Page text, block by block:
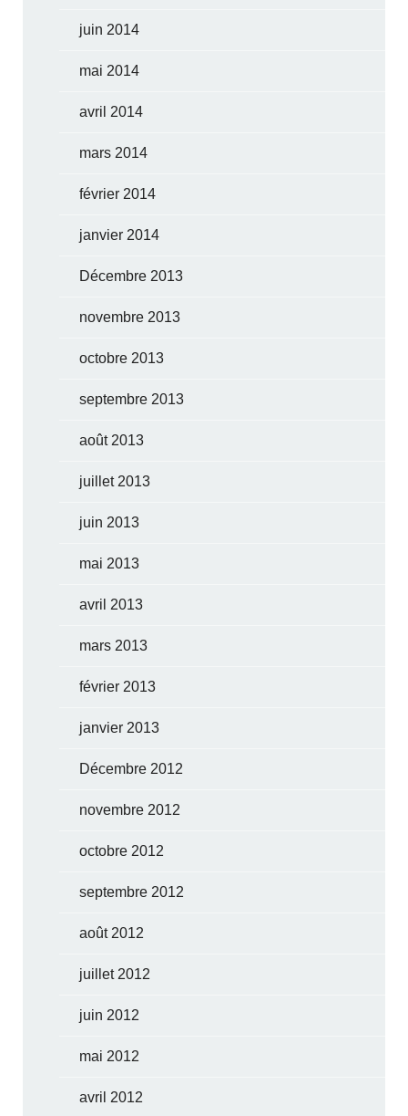
juin 2014
mai 2014
avril 2014
mars 2014
février 2014
janvier 2014
Décembre 2013
novembre 2013
octobre 2013
septembre 2013
août 2013
juillet 2013
juin 2013
mai 2013
avril 2013
mars 2013
février 2013
janvier 2013
Décembre 2012
novembre 2012
octobre 2012
septembre 2012
août 2012
juillet 2012
juin 2012
mai 2012
avril 2012